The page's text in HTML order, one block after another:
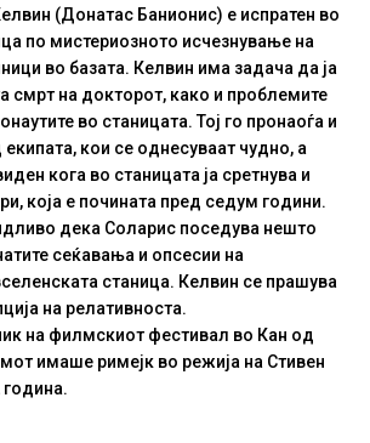
(Донатас Банионис) е испратен во
по мистериозното исчезнување на
во базата. Келвин има задача да ја
смрт на докторот, како и проблемите
во станицата. Тој го пронаоѓа и
кои се однесуваат чудно, а
кога во станицата ја сретнува и
која е почината пред седум години.
дека Соларис поседува нешто
сеќавања и опсесии на
станица. Келвин се прашува
на релативноста.
на филмскиот фестивал во Кан од
имаше римејк во режија на Стивен